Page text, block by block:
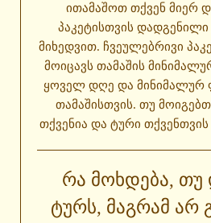
ითამაშოთ თქვენ მიერ
პაკეტისთვის დადგენილი
მიხედვით. ჩვეულებრივი
მოიცავს თამაშის
ყოველ დღე და მინიმალურ
თამაშისთვის. თუ
თქვენია და ტური
ᲠᲐ ᲛᲝᲮᲓᲔᲑᲐ, ᲗᲣ
ᲢᲣᲠᲡ, ᲛᲐᲒᲠᲐᲛ ᲐᲠ